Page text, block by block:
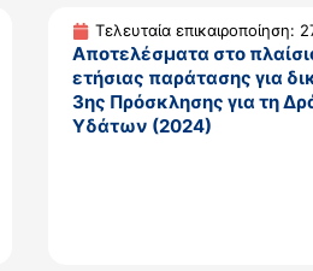
Τελευταία επικαιροποίηση:
Αποτελέσματα στο
ετήσιας παράτασης για
3ης Πρόσκλησης για τη
Υδάτων (2024)